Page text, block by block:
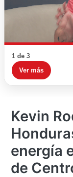
1 de 3
Ver más
Kevin
energía
de